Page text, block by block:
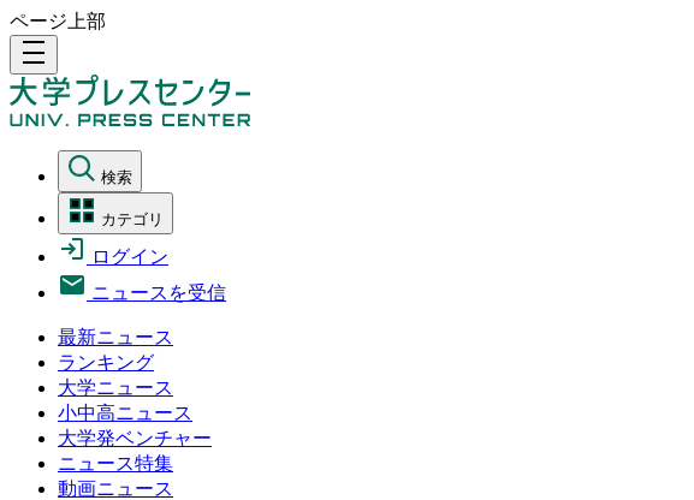
ページ上部
density_medium
検索
カテゴリ
ログイン
ニュースを受信
最新ニュース
ランキング
大学ニュース
小中高ニュース
大学発ベンチャー
ニュース特集
動画ニュース